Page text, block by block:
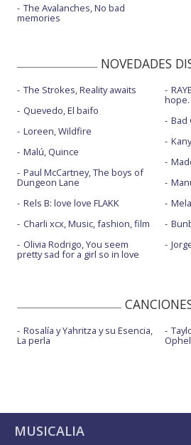
The Avalanches, No bad
memories
NOVEDADES
The Strokes, Reality awaits
Quevedo, El baifo
Loreen, Wildfire
Malú, Quince
Paul McCartney, The boys of
Dungeon Lane
Rels B: love love FLAKK
Charli xcx, Music, fashion, film
Olivia Rodrigo, You seem
pretty sad for a girl so in love
hope.
Bad
Rosalía y Yahritza y su Esencia,
La perla
MUSICALIA